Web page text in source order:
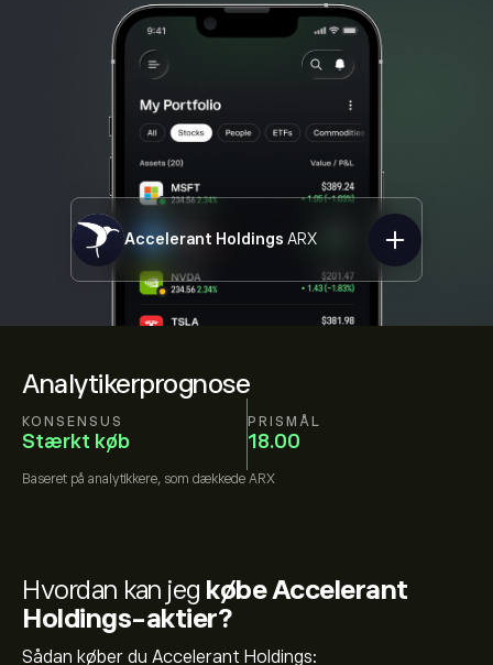
Analytikerprognose
KONSENSUS
Stærkt køb
PRISMÅL
18.00
Baseret på analytikkere, som dækkede ARX
Accelerant Holdings ARX
Hvordan kan jeg købe Accelerant
Holdings-aktier?
Sådan køber du Accelerant Holdings: